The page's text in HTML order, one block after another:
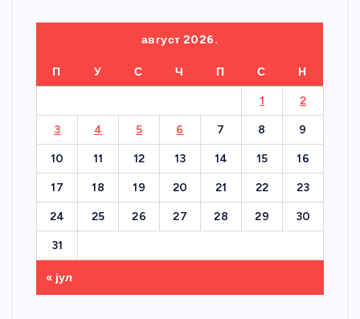
август 2026.
П У С Ч П С Н
1 2
3 4 5 6 7 8 9
10 11 12 13 14 15 16
17 18 19 20 21 22 23
24 25 26 27 28 29 30
31
« јул